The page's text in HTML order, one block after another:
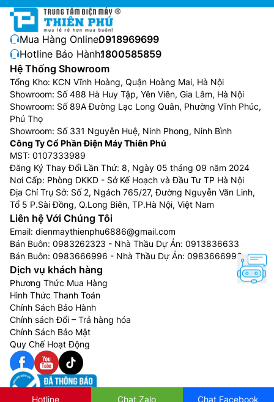
Mua Hàng Online:0918969699
Hotline Bảo Hành:1800585859
Hệ Thống Showroom
Tổng Kho: KCN Vĩnh Hoàng, Quận Hoàng Mai, Hà Nội
Showroom: Số 488 Hà Huy Tập, Yên Viên, Gia Lâm, Hà Nội
Showroom: Số 89A Đường Lạc Long Quân, Phường Vĩnh Phúc,
Phú Thọ
Showroom: Số 331 Nguyễn Huệ, Ninh Phong, Ninh Bình
Công Ty Cổ Phần Điện Máy Thiên Phú
MST: 0107333989
Đăng Ký Thay Đổi Lần Thứ: 8, Ngày 05 tháng 09 năm 2024
Nơi Cấp: Phòng DKKD - Sở Kế Hoạch và Đầu Tư TP Hà Nội
Địa Chỉ Trụ Sở: Số 2, Ngách 765/27, Đường Nguyễn Văn Linh,
Tổ 5 P.Sài Đồng, Q.Long Biên, TP.Hà Nội, Việt Nam
Liên hệ Với Chúng Tôi
Email: dienmaythienphu6886@gmail.com
Bán Buôn: 0983262323 - Nhà Thầu Dự Án: 0913836633
Bán Buôn: 0983666996 - Nhà Thầu Dự Án: 0983666996
Dịch vụ khách hàng
Phương Thức Mua Hàng
Hình Thức Thanh Toán
Chính Sách Bảo Hành
Chính sách Đổi – Trả hàng hóa
Chính Sách Bảo Mật
Quy Chế Hoạt Động
Hotline Chat Zalo Chat Facebook